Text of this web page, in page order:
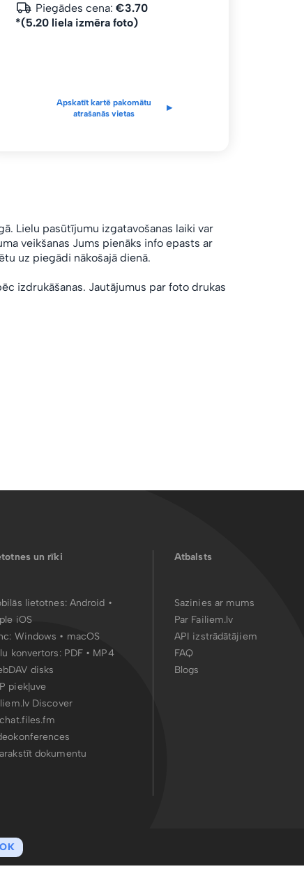
Piegādes cena: €3.70
*(5.20 liela izmēra foto)
Apskatīt kartē pakomātu
atrašanās vietas
▸
Lielu pasūtījumu izgatavošanas laiki var
veikšanas Jums pienāks info epasts ar
uz piegādi nākošajā dienā.
izdrukāšanas. Jautājumus par foto drukas
un rīki
lietotnes: Android •
iOS
Windows • macOS
konvertors: PDF • MP4
disks
piekļuve
Discover
dokumentu
Atbalsts
Sazinies ar mums
Par Failiem.lv
API izstrādātājiem
FAQ
Blogs
OK